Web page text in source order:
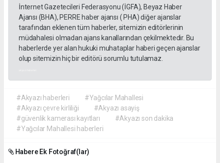
İnternet Gazetecileri Federasyonu (İGFA), Beyaz Haber
Ajansı (BHA), PERRE haber ajansı ( PHA) diğer ajanslar
tarafından eklenen tüm haberler, sitemizin editörlerinin
müdahalesi olmadan ajans kanallarından çekilmektedir. Bu
haberlerde yer alan hukuki muhataplar haberi geçen ajanslar
olup sitemizin hiç bir editörü sorumlu tutulamaz.
#Akyazı haberleri
#Yağcılar Mahallesi
#Akyazı çevre kirliliği
#Akyazı asayiş
#güvenlik kamerası kayıtları
#Akyazı son dakika
#Yağcılar Mahallesi haberleri
Habere Ek Fotoğraf(lar)